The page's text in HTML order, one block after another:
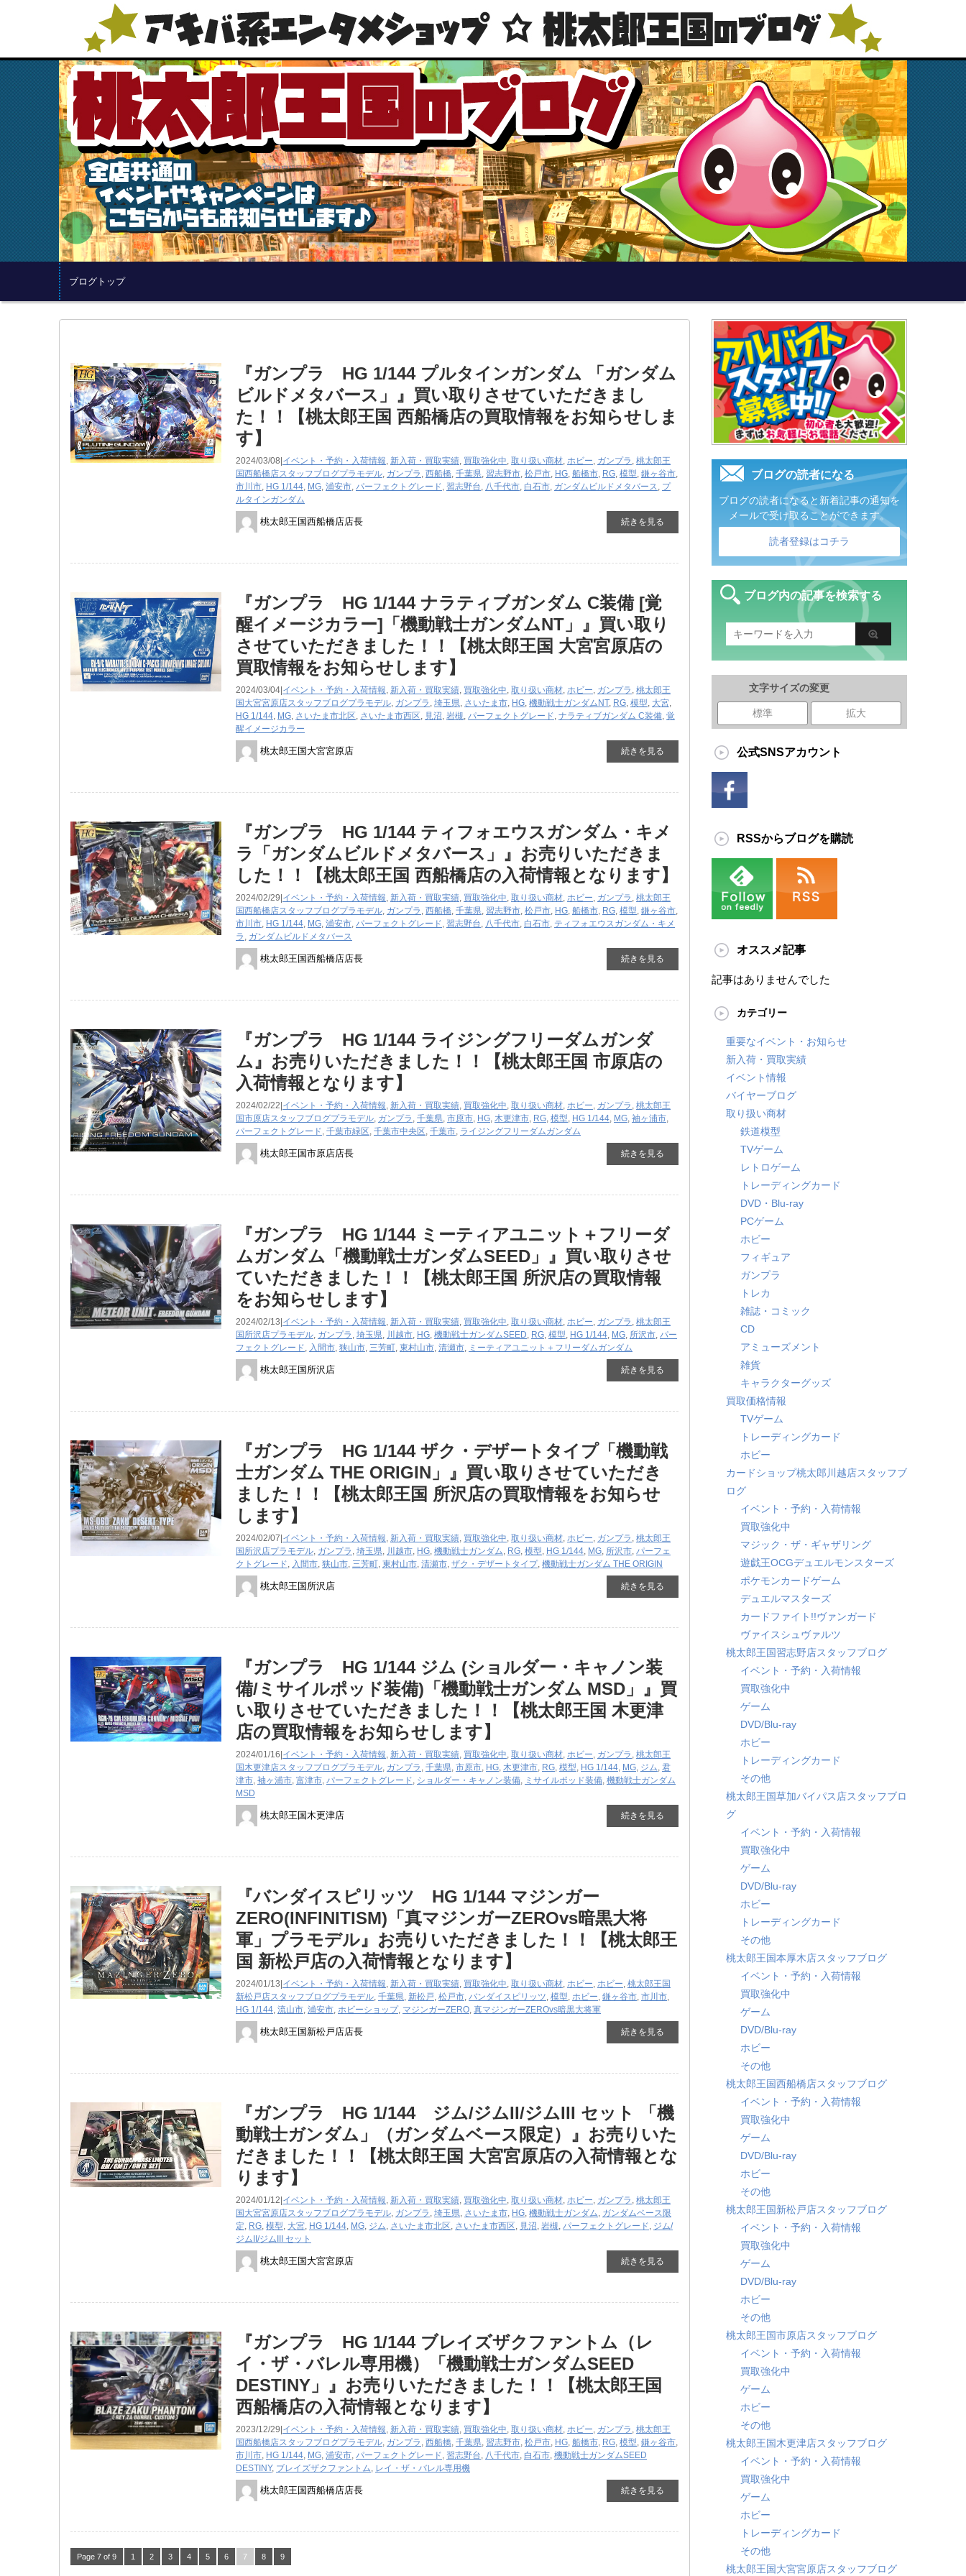
ブログトップ
『ガンプラ HG 1/144 ​プルタインガンダム ​「ガンダム
ビルドメタバース」』買い取りさせていただきまし
た！！【桃太郎王国 西船橋店の買取情報をお知らせしま
す】
2024/03/08| イベント・予約・入荷情報, 新入荷・買取実績, 買取強化中, 取り扱い商材, ホビー, ガンプラ , 桃太郎王
国西船橋店スタッフブログプラモデル, ガンプラ , 西船橋, 千葉県, 習志野市, 松戸市, HG, 船橋市, RG, 模型, 鎌ヶ谷市,
市川市, HG 1/144, MG, 浦安市, パーフェクトグレード, 習志野台, 八千代市, 白石市, ガンダムビルドメタバース, プ
ルタインガンダム
桃太郎王国西船橋店店長 続きを見る
『ガンプラ HG 1/144 ナラティブガンダム C装備 [覚
醒イメージカラー]「機動戦士ガンダムNT」』買い取り
させていただきました！！【桃太郎王国 大宮宮原店の
買取情報をお知らせします】
2024/03/04| イベント・予約・入荷情報, 新入荷・買取実績, 買取強化中, 取り扱い商材, ホビー, ガンプラ , 桃太郎王
国大宮宮原店スタッフブログプラモデル, ガンプラ , 埼玉県, さいたま市, HG, 機動戦士ガンダムNT, RG, 模型, 大宮,
HG 1/144, MG, さいたま市北区, さいたま市西区, 見沼, 岩槻, パーフェクトグレード, ナラティブガンダム C装備, 覚
醒イメージカラー
桃太郎王国大宮宮原店 続きを見る
『ガンプラ HG 1/144 ティフォエウスガンダム・キメ
ラ「ガンダムビルドメタバース」』お売りいただきま
した！！【桃太郎王国 西船橋店の入荷情報となります】
2024/02/29| イベント・予約・入荷情報, 新入荷・買取実績, 買取強化中, 取り扱い商材, ホビー, ガンプラ , 桃太郎王
国西船橋店スタッフブログプラモデル, ガンプラ , 西船橋, 千葉県, 習志野市, 松戸市, HG, 船橋市, RG, 模型, 鎌ヶ谷市,
市川市, HG 1/144, MG, 浦安市, パーフェクトグレード, 習志野台, 八千代市, 白石市, ティフォエウスガンダム・キメ
ラ , ガンダムビルドメタバース
桃太郎王国西船橋店店長 続きを見る
『ガンプラ HG 1/144 ライジングフリーダムガンダ
ム』お売りいただきました！！【桃太郎王国 市原店の
入荷情報となります】
2024/02/22| イベント・予約・入荷情報, 新入荷・買取実績, 買取強化中, 取り扱い商材, ホビー, ガンプラ , 桃太郎王
国市原店スタッフブログプラモデル, ガンプラ , 千葉県, 市原市, HG, 木更津市, RG, 模型, HG 1/144, MG, 袖ヶ浦市,
パーフェクトグレード, 千葉市緑区, 千葉市中央区, 千葉市, ライジングフリーダムガンダム
桃太郎王国市原店店長 続きを見る
『ガンプラ HG 1/144 ミーティアユニット＋フリーダ
ムガンダム「機動戦士ガンダムSEED」』買い取りさせ
ていただきました！！【桃太郎王国 所沢店の買取情報
をお知らせします】
2024/02/13| イベント・予約・入荷情報, 新入荷・買取実績, 買取強化中, 取り扱い商材, ホビー, ガンプラ , 桃太郎王
国所沢店プラモデル, ガンプラ , 埼玉県, 川越市, HG, 機動戦士ガンダムSEED, RG, 模型, HG 1/144, MG, 所沢市, パー
フェクトグレード, 入間市, 狭山市, 三芳町, 東村山市, 清瀬市, ミーティアユニット＋フリーダムガンダム
桃太郎王国所沢店 続きを見る
『ガンプラ HG 1/144 ザク・デザートタイプ「機動戦
士ガンダム THE ORIGIN」』買い取りさせていただき
ました！！【桃太郎王国 所沢店の買取情報をお知らせ
します】
2024/02/07| イベント・予約・入荷情報, 新入荷・買取実績, 買取強化中, 取り扱い商材, ホビー, ガンプラ , 桃太郎王
国所沢店プラモデル, ガンプラ , 埼玉県, 川越市, HG, 機動戦士ガンダム, RG, 模型, HG 1/144, MG, 所沢市, パーフェ
クトグレード, 入間市, 狭山市, 三芳町, 東村山市, 清瀬市, ザク・デザートタイプ, 機動戦士ガンダム THE ORIGIN
桃太郎王国所沢店 続きを見る
『ガンプラ HG 1/144 ジム (ショルダー・キャノン装
備/ミサイルポッド装備)「機動戦士ガンダム MSD」』買
い取りさせていただきました！！【桃太郎王国 木更津
店の買取情報をお知らせします】
2024/01/16| イベント・予約・入荷情報, 新入荷・買取実績, 買取強化中, 取り扱い商材, ホビー, ガンプラ , 桃太郎王
国木更津店スタッフブログプラモデル, ガンプラ , 千葉県, 市原市, HG, 木更津市, RG, 模型, HG 1/144, MG, ジム, 君
津市, 袖ヶ浦市, 富津市, パーフェクトグレード, ショルダー・キャノン装備, ミサイルポッド装備, 機動戦士ガンダム
MSD
桃太郎王国木更津店 続きを見る
『バンダイスピリッツ HG 1/144 マジンガー
ZERO(INFINITISM)「真マジンガーZEROvs暗黒大将
軍」プラモデル』お売りいただきました！！【桃太郎王
国 新松戸店の入荷情報となります】
2024/01/13| イベント・予約・入荷情報, 新入荷・買取実績, 買取強化中, 取り扱い商材, ホビー, ホビー, 桃太郎王国
新松戸店スタッフブログプラモデル, 千葉県, 新松戸, 松戸市, バンダイスピリッツ, 模型, ホビー, 鎌ヶ谷市, 市川市,
HG 1/144, 流山市, 浦安市, ホビーショップ, マジンガーZERO, 真マジンガーZEROvs暗黒大将軍
桃太郎王国新松戸店店長 続きを見る
『ガンプラ HG 1/144 ジム/ジムII/ジムIII ​セット ​「機
動戦士ガンダム」（ガンダムベース限定）』お売りいた
だきました！！【桃太郎王国 大宮宮原店の入荷情報とな
ります】
2024/01/12| イベント・予約・入荷情報, 新入荷・買取実績, 買取強化中, 取り扱い商材, ホビー, ガンプラ , 桃太郎王
国大宮宮原店スタッフブログプラモデル, ガンプラ , 埼玉県, さいたま市, HG, 機動戦士ガンダム, ガンダムベース限
定, RG, 模型, 大宮, HG 1/144, MG, ジム, さいたま市北区, さいたま市西区, 見沼, 岩槻, パーフェクトグレード, ジム/
ジムII/ジムIII ​セット
桃太郎王国大宮宮原店 続きを見る
『ガンプラ HG 1/144 ブレイズザクファントム（レ
イ・ザ・バレル専用機）「機動戦士ガンダムSEED
DESTINY」』お売りいただきました！！【桃太郎王国
西船橋店の入荷情報となります】
2023/12/29| イベント・予約・入荷情報, 新入荷・買取実績, 買取強化中, 取り扱い商材, ホビー, ガンプラ , 桃太郎王
国西船橋店スタッフブログプラモデル, ガンプラ , 西船橋, 千葉県, 習志野市, 松戸市, HG, 船橋市, RG, 模型, 鎌ヶ谷市,
市川市, HG 1/144, MG, 浦安市, パーフェクトグレード, 習志野台, 八千代市, 白石市, 機動戦士ガンダムSEED
DESTINY, ブレイズザクファントム, レイ・ザ・バレル専用機
桃太郎王国西船橋店店長 続きを見る
Page 7 of 9 1 2 3 4 5 6 7 8 9
ブログの読者になる
ブログの読者になると新着記事の通知を
メールで受け取ることができます。
読者登録はコチラ
ブログ内の記事を検索する
文字サイズの変更
標準 拡大
公式SNSアカウント
RSSからブログを購読
オススメ記事
記事はありませんでした
カテゴリー
重要なイベント・お知らせ
新入荷・買取実績
イベント情報
バイヤーブログ
取り扱い商材
鉄道模型
TVゲーム
レトロゲーム
トレーディングカード
DVD・Blu-ray
PCゲーム
ホビー
フィギュア
ガンプラ
トレカ
雑誌・コミック
CD
アミューズメント
雑貨
キャラクターグッズ
買取価格情報
TVゲーム
トレーディングカード
ホビー
カードショップ桃太郎川越店スタッフブ
ログ
イベント・予約・入荷情報
買取強化中
マジック・ザ・ギャザリング
遊戯王OCGデュエルモンスターズ
ポケモンカードゲーム
デュエルマスターズ
カードファイト!!ヴァンガード
ヴァイスシュヴァルツ
桃太郎王国習志野店スタッフブログ
イベント・予約・入荷情報
買取強化中
ゲーム
DVD/Blu-ray
ホビー
トレーディングカード
その他
桃太郎王国草加バイパス店スタッフブロ
グ
イベント・予約・入荷情報
買取強化中
ゲーム
DVD/Blu-ray
ホビー
トレーディングカード
その他
桃太郎王国本厚木店スタッフブログ
イベント・予約・入荷情報
買取強化中
ゲーム
DVD/Blu-ray
ホビー
その他
桃太郎王国西船橋店スタッフブログ
イベント・予約・入荷情報
買取強化中
ゲーム
DVD/Blu-ray
ホビー
その他
桃太郎王国新松戸店スタッフブログ
イベント・予約・入荷情報
買取強化中
ゲーム
DVD/Blu-ray
ホビー
その他
桃太郎王国市原店スタッフブログ
イベント・予約・入荷情報
買取強化中
ゲーム
ホビー
その他
桃太郎王国木更津店スタッフブログ
イベント・予約・入荷情報
買取強化中
ゲーム
ホビー
トレーディングカード
その他
桃太郎王国大宮宮原店スタッフブログ